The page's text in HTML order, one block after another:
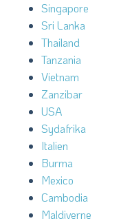
Singapore
Sri Lanka
Thailand
Tanzania
Vietnam
Zanzibar
USA
Sydafrika
Italien
Burma
Mexico
Cambodia
Maldiverne